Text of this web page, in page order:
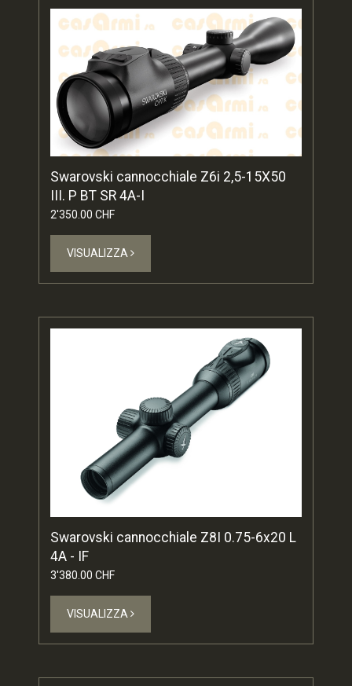
Swarovski cannocchiale Z6i 2,5-15X50
III. P BT SR 4A-I
2'350.00 CHF
VISUALIZZA
Swarovski cannocchiale Z8I 0.75-6x20 L
4A - IF
3'380.00 CHF
VISUALIZZA